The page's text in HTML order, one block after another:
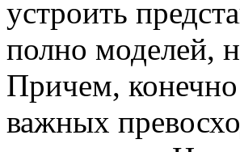
устроить
полно моделей,
Причем, конечно
важных